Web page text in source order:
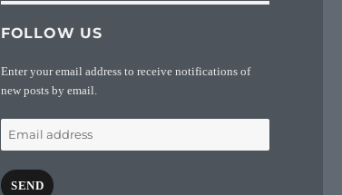
FOLLOW US
Enter your email address to receive notifications of
new posts by email.
address
SEND